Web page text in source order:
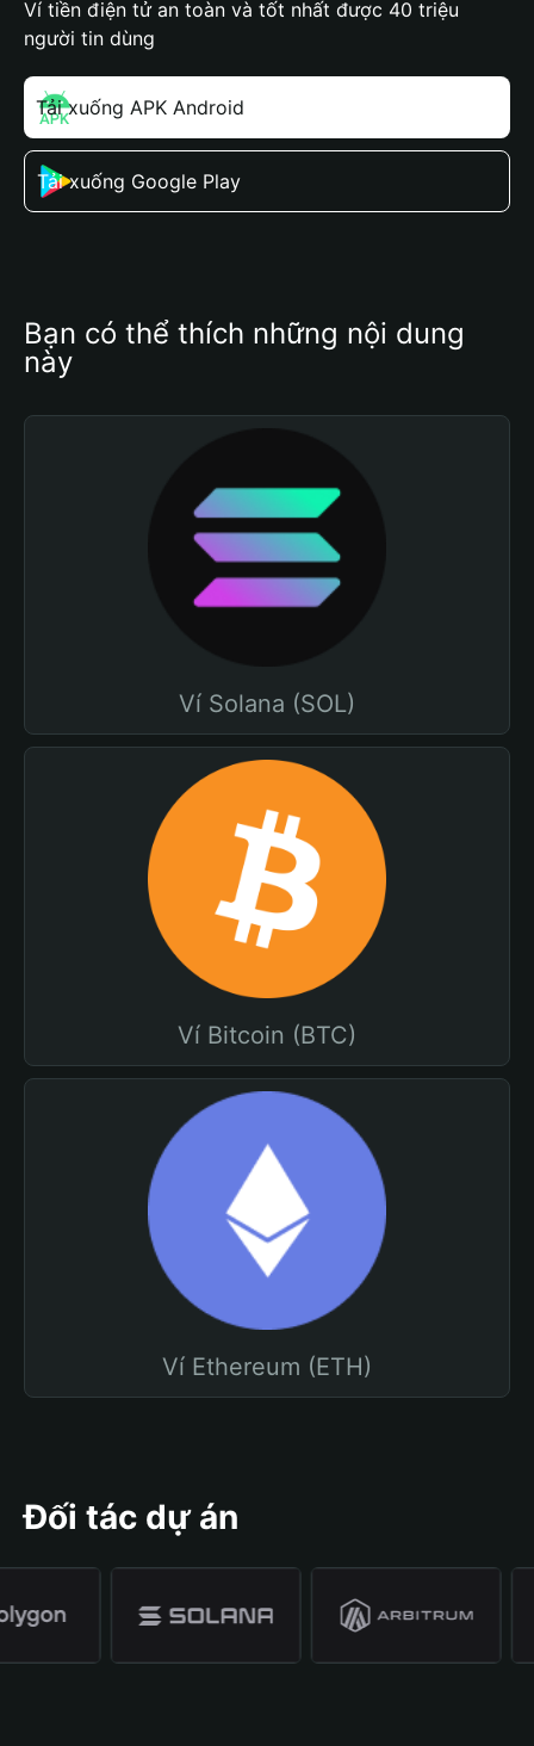
Ví tiền điện tử an toàn và tốt nhất được 40 triệu
người tin dùng
Tải xuống APK Android
Tải xuống Google Play
Bạn có thể thích những nội dung
này
Ví Solana (SOL)
Ví Bitcoin (BTC)
Ví Ethereum (ETH)
Đối tác dự án